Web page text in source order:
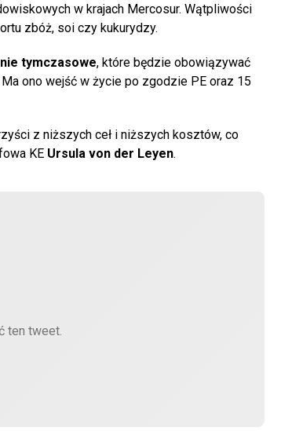
w krajach Mercosur. Wątpliwości
zbóż, soi czy kukurydzy.
tymczasowe, które będzie obowiązywać
ono wejść w życie po zgodzie PE oraz 15
z niższych ceł i niższych kosztów, co
KE Ursula von der Leyen.
ten tweet.